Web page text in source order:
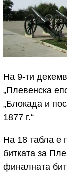
На 9-ти
„Плевенска
„Блокада и
1877 г.“
На 18 табла е
битката за
финалната